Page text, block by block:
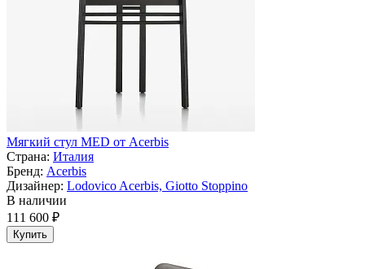
Мягкий стул MED от Acerbis
Страна: Италия
Бренд: Acerbis
Дизайнер: Lodovico Acerbis, Giotto Stoppino
В наличии
111 600 ₽
Купить